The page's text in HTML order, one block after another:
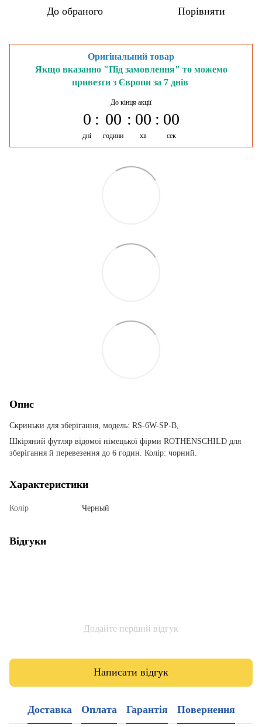
До обраного Порівняти
Оригінальний товар
Якщо вказанно "Під замовлення" то можемо
привезти з Європи за 7 днів
До кінця акції
0
дні
00
години
00
хв
00
сек
Опис
Скриньки для зберігання, модель: RS-6W-SP-B,
Шкіряний футляр відомої німецької фірми ROTHENSCHILD для
зберігання й перевезення до 6 годин. Колір: чорний.
Характеристики
Колір Черный
Відгуки
Додайте перший відгук
Написати відгук
Доставка Оплата Гарантія Повернення